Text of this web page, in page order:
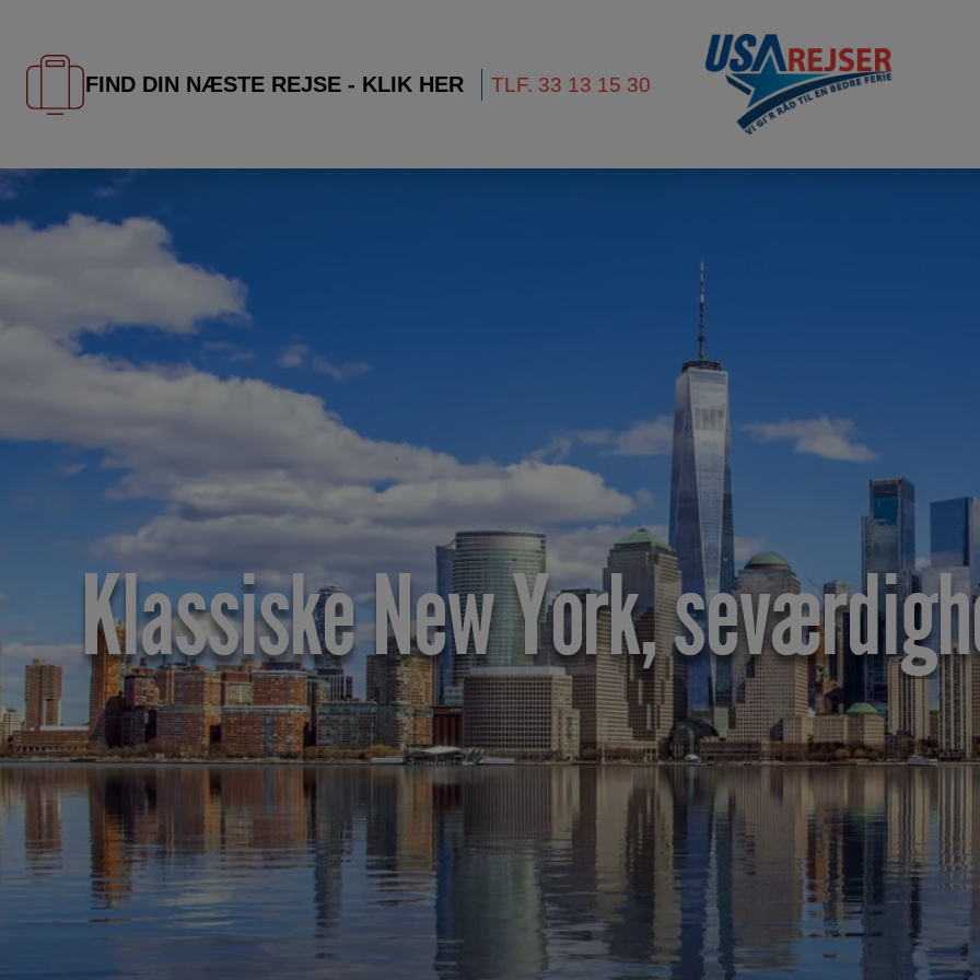
FIND DIN NÆSTE REJSE - KLIK HER TLF. 33 13 15 30